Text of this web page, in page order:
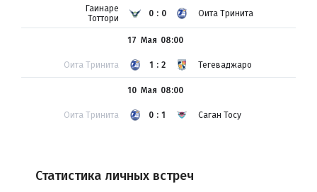
Гаинаре
Тоттори
0:0 Оита Тринита
17 Мая
Оита Тринита 1:2 Тегеваджаро
08:00
10 Мая
Оита Тринита 0:1 Саган Тосу
08:00
Статистика личных встреч